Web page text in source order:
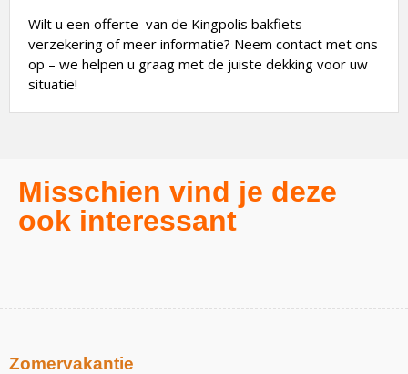
Wilt u een offerte van de Kingpolis bakfiets
verzekering of meer informatie? Neem contact met ons
op – we helpen u graag met de juiste dekking voor uw
situatie!
Misschien vind je deze
ook interessant
Zomervakantie